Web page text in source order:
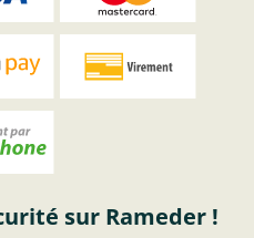
sur Rameder !